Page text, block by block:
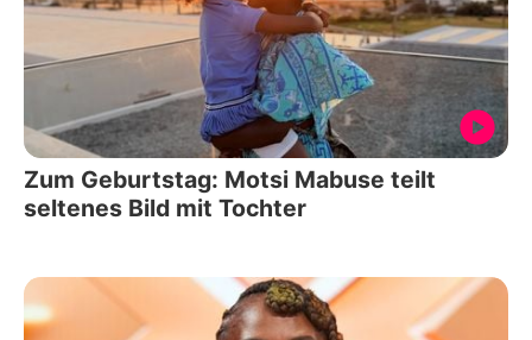
Zum Geburtstag: Motsi Mabuse teilt
seltenes Bild mit Tochter